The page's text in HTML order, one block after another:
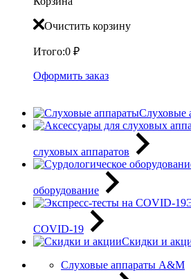
Очистить корзину
Итого:0 ₽
Оформить заказ
Слуховые
слуховых аппаратов
оборудование
COVID-19
Скидки и
Слуховые аппараты A&M